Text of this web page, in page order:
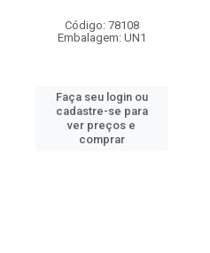
Código: 78108
Embalagem: UN1
Faça seu login ou
cadastre-se para
ver preços e
comprar